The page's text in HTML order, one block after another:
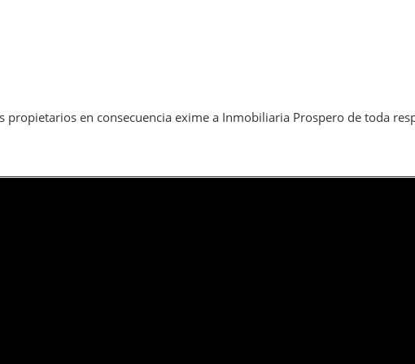
en consecuencia exime a Inmobiliaria Prospero de toda